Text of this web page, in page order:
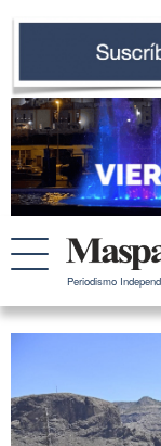
Periodismo